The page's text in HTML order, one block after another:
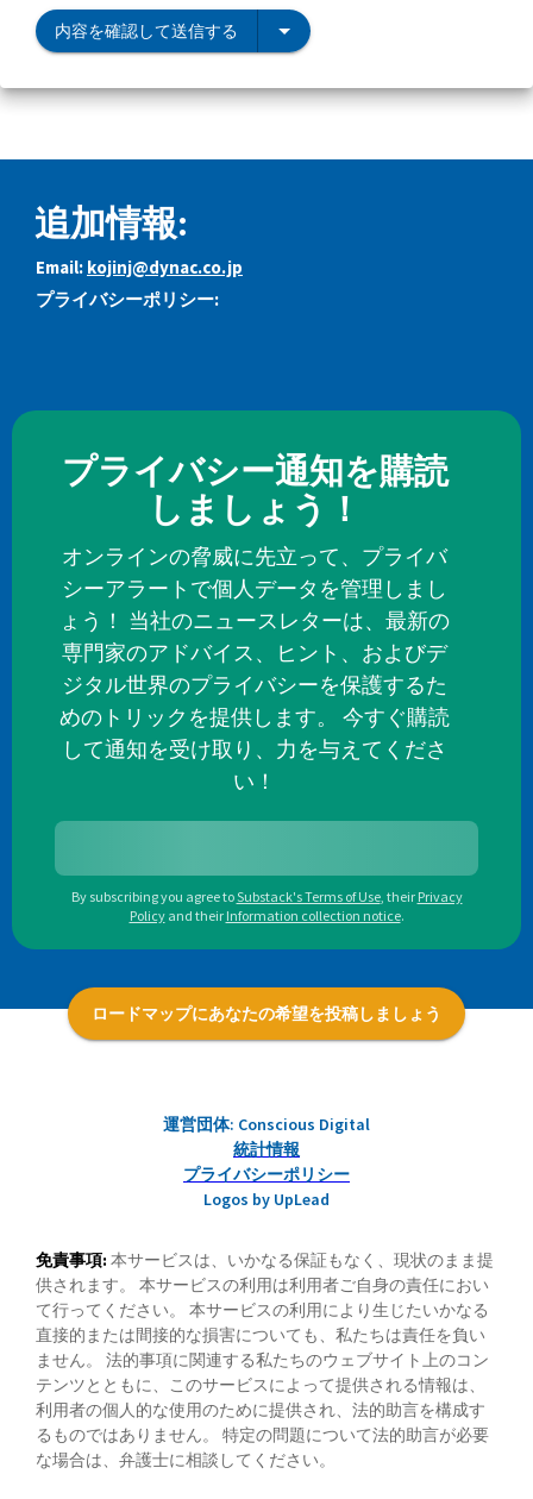
内容を確認して送信する
追加情報:
Email: kojinj@dynac.co.jp
プライバシーポリシー:
プライバシー通知を購読
しましょう！
オンラインの脅威に先立って、プライバ
シーアラートで個人データを管理しまし
ょう！ 当社のニュースレターは、最新の
専門家のアドバイス、ヒント、およびデ
ジタル世界のプライバシーを保護するた
めのトリックを提供します。 今すぐ購読
して通知を受け取り、力を与えてくださ
い！
By subscribing you agree toSubstack's Terms of Use, their Privacy
Policy and their Information collection notice.
ロードマップにあなたの希望を投稿しましょう
運営団体: Conscious Digital
統計情報
プライバシーポリシー
Logos by UpLead
免責事項: 本サービスは、いかなる保証もなく、現状のまま提
供されます。 本サービスの利用は利用者ご自身の責任におい
て行ってください。 本サービスの利用により生じたいかなる
直接的または間接的な損害についても、私たちは責任を負い
ません。 法的事項に関連する私たちのウェブサイト上のコン
テンツとともに、このサービスによって提供される情報は、
利用者の個人的な使用のために提供され、法的助言を構成す
るものではありません。 特定の問題について法的助言が必要
な場合は、弁護士に相談してください。